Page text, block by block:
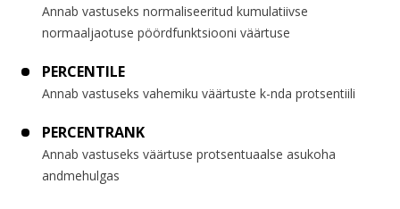
Annab vastuseks normaliseeritud kumulatiivse
normaaljaotuse pöördfunktsiooni väärtuse
PERCENTILE
Annab vastuseks vahemiku väärtuste k-nda protsentiili
PERCENTRANK
Annab vastuseks väärtuse protsentuaalse asukoha
andmehulgas